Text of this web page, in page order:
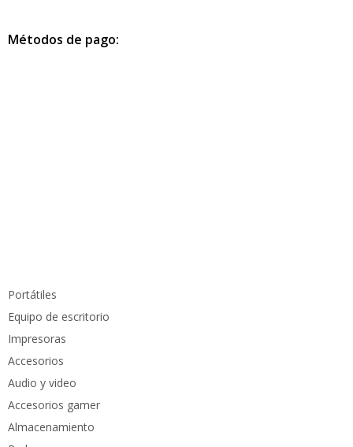
Métodos de pago:
Portátiles
Equipo de escritorio
Impresoras
Accesorios
Audio y video
Accesorios gamer
Almacenamiento